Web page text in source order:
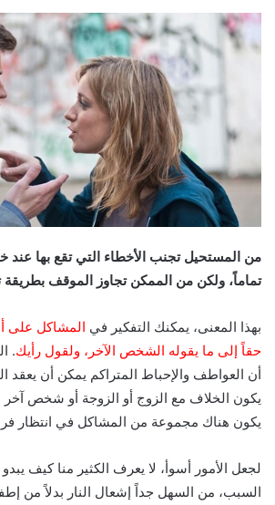
من المستحيل تجنب الأخطاء التي تقع بها عند
تماماً، ولكن من الممكن تجاوز الموقف بطريقة
بهذا المعنى، يمكنك التفكير في المشاكل على
حقاً إلى ما يقوله الشخص الآخر، ولقول رأيك.
أن العواطف والإحباط المتراكم يمكن أن يعقد
يكون الخلاف مع الزوج أو الزوجة أو شخص آخر
يكون هناك مجموعة من المشاكل في انتظار
لجعل الأمور أسوأ، لا يعرف الكثير منا كيف يبدو
السبب، من السهل جداً إشعال النار بدلاً من